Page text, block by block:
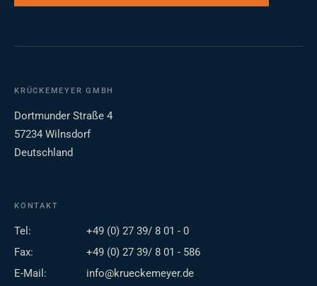
KRÜCKEMEYER GMBH
Dortmunder Straße 4
57234 Wilnsdorf
Deutschland
KONTAKT
Tel:
+49 (0) 27 39/ 8 01 - 0
Fax:
+49 (0) 27 39/ 8 01 - 586
E-Mail:
info@krueckemeyer.de